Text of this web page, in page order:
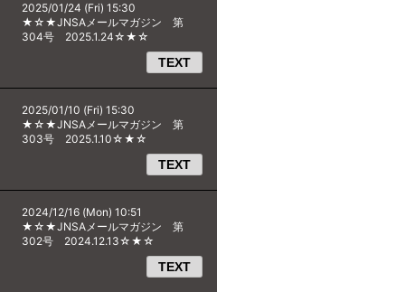
2025/01/24 (Fri) 15:30
★☆★JNSAメールマガジン 第
304号 2025.1.24☆★☆
TEXT
2025/01/10 (Fri) 15:30
★☆★JNSAメールマガジン 第
303号 2025.1.10☆★☆
TEXT
2024/12/16 (Mon) 10:51
★☆★JNSAメールマガジン 第
302号 2024.12.13☆★☆
TEXT